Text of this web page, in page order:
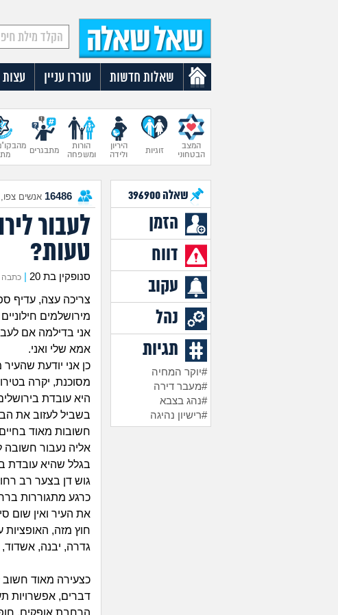
שאלות חדשות עוררו עניין עצות
המצב
הבטחוני
זוגיות
היריון
ולידה
הורות
ומשפחה
מתבגרים
שאלה396900
הזמן
דווח
עקוב
נהל
תגיות
#יוקר המחיה
#מעבר דירה
#נהג בצבא
#רישיון נהיגה
16486 אנשים צפו,
לעבור
טעות?
סנופקין בת 20 כתבה את
צריכה עצה, עדיף
מירושלמים
אני בדילמה אם
אמא שלי ואני.
כן אני יודעת
מסוכנת, יקרה
היא עובדת
בשביל לעזוב את
חשובות מאוד
אליה נעבור חשובה
בגלל שהיא עובדת
גוש דן בצער רב
כרגע מתגוררות
את העיר ואין שום
חוץ מזה, האופציות
גדרה, יבנה, אשדוד,
כצעירה מאוד חשוב
דברים, אפשרויות
הרחבת אופקים,